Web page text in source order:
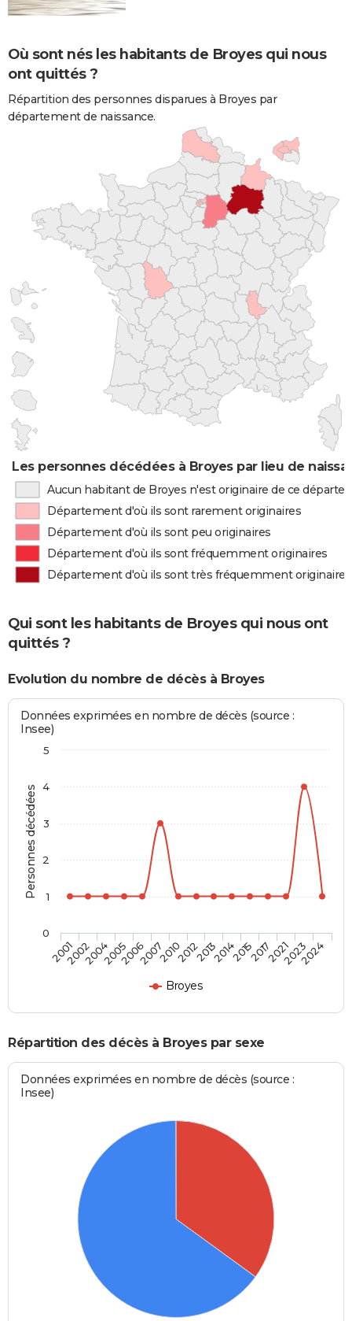
Où sont nés les habitants de Broyes qui nous
ont quittés ?
Répartition des personnes disparues à Broyes par
département de naissance.
Les personnes décédées à Broyes par lieu de
Aucun habitant de Broyes n'est originaire de ce
Département d'où ils sont rarement originaires
Département d'où ils sont peu originaires
Département d'où ils sont fréquemment originaires
Département d'où ils sont très fréquemment originaires
Qui sont les habitants de Broyes qui nous ont
quittés ?
Evolution du nombre de décès à Broyes
Personnes décédées
Données exprimées en nombre de décès (source :
Insee)
Broyes
200120022004200520062007201020122013201420152017202120232024
0
1
2
3
4
5
Répartition des décès à Broyes par sexe
Données exprimées en nombre de décès (source :
Insee)